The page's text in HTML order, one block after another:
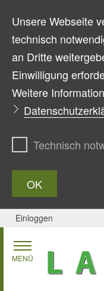
Unsere Webseite
technisch
an Dritte
Einwilligung
Weitere
Technisch
OK
Zum Inhalt
Einloggen
MENÜ